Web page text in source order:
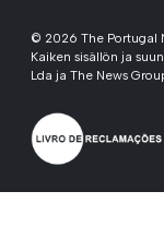
© 2026 The Portugal
Kaiken sisällön ja
Lda ja The News